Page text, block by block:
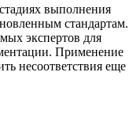
выполнения
стандартам.
экспертов для
Применение
несоответствия еще